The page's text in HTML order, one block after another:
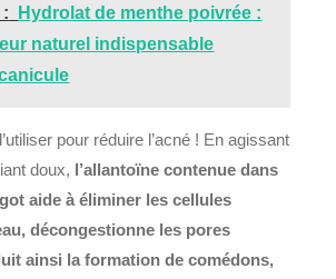
Hydrolat de menthe poivrée :
naturel indispensable
pour réduire l’acné ! En agissant
doux, l’allantoïne contenue dans
aide à éliminer les cellules
décongestionne les pores
ainsi la formation de comédons,